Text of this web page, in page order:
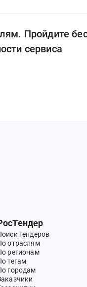
Пройдите
сервиса
тендеров
отраслям
регионам
тегам
городам